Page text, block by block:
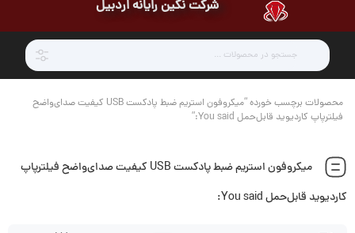
شرکت نگین رایانه اردبیل
محصولات برچسب خورده “میکروفون استریم ضبط پادکست USB کیفیت صدای‌واضح
فیلتر‌پاپ کاردیوید قابل‌حمل You said:”
میکروفون استریم ضبط پادکست USB کیفیت صدای‌واضح فیلتر‌پاپ
کاردیوید قابل‌حمل You said: